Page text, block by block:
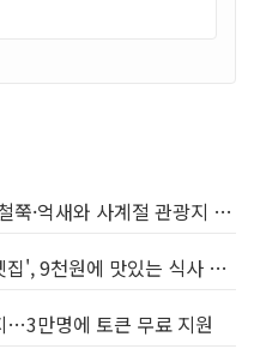
합천 황매산, 여름 수국까지…철쭉·억새와 사계절 관광지 완성
[로컬맛집] 광주 농성동 '옛날옛집', 9천원에 맛있는 식사 한끼
…3만명에 토큰 무료 지원